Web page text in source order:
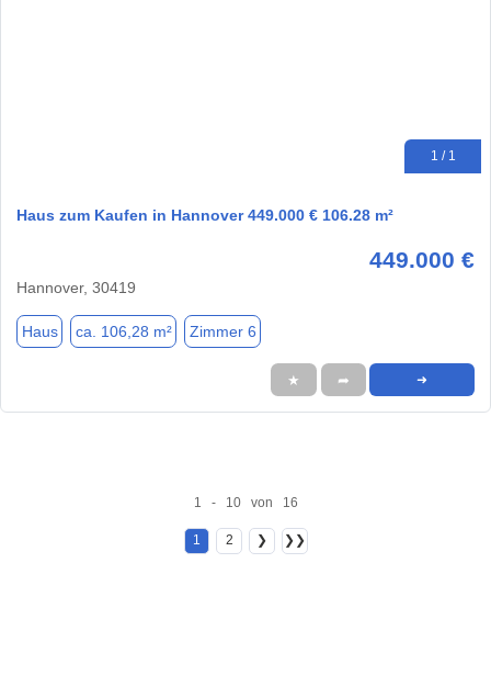
1 / 1
Haus zum Kaufen in Hannover 449.000 € 106.28 m²
449.000 €
Hannover, 30419
Haus ca. 106,28 m² Zimmer 6
★ ➦ ➜
1 - 10 von 16
1 2 ❯ ❯❯